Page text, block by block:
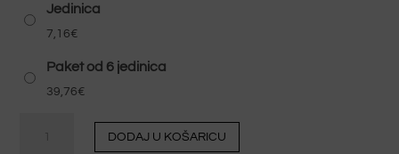
Jedinica
7,16€
Paket od 6 jedinica
39,76€
DODAJ U KOŠARICU